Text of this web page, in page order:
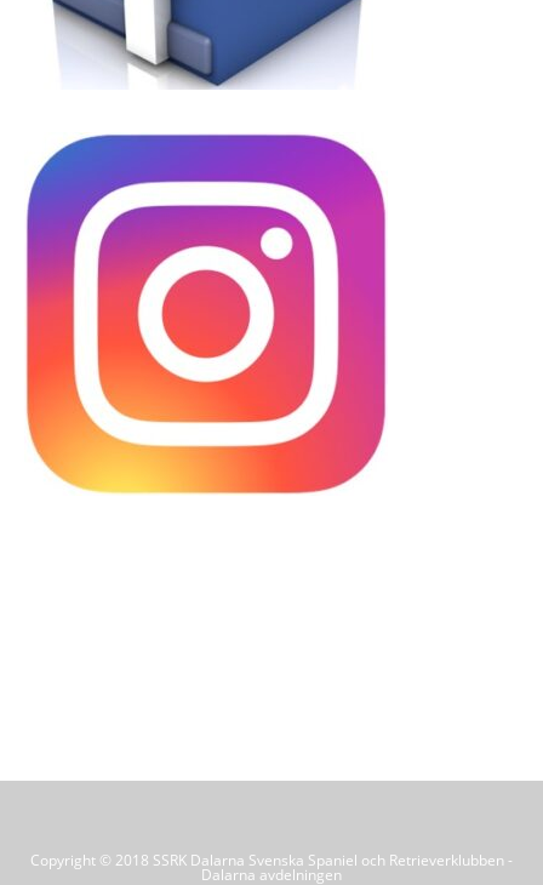
Copyright © 2018 SSRK Dalarna Svenska Spaniel och Retrieverklubben -
Dalarna avdelningen